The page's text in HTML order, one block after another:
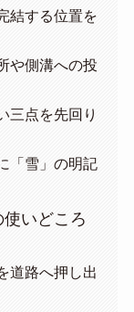
結する位置を
や側溝への投
三点を先回り
「雪」の明記
いどころ
道路へ押し出